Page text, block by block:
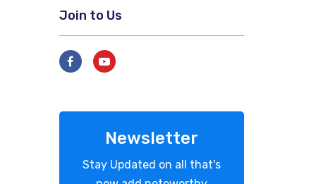
Join to Us
Newsletter
Stay Updated on all that's